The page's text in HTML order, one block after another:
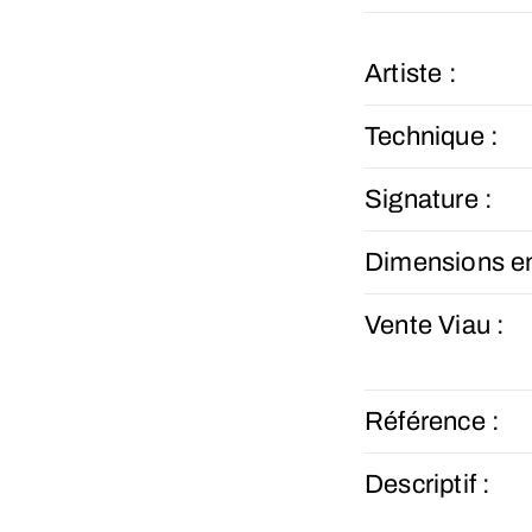
Artiste :
Technique :
Signature :
Dimensions
Vente Viau :
Référence :
Descriptif :